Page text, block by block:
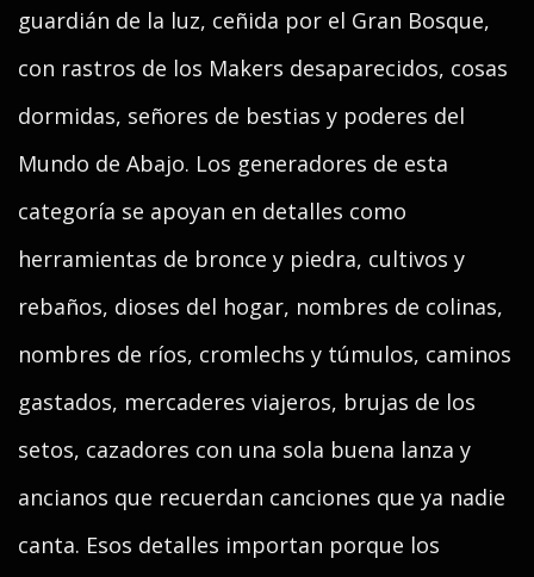
guardián de la luz, ceñida por el Gran Bosque,
con rastros de los Makers desaparecidos, cosas
dormidas, señores de bestias y poderes del
Mundo de Abajo. Los generadores de esta
categoría se apoyan en detalles como
herramientas de bronce y piedra, cultivos y
rebaños, dioses del hogar, nombres de colinas,
nombres de ríos, cromlechs y túmulos, caminos
gastados, mercaderes viajeros, brujas de los
setos, cazadores con una sola buena lanza y
ancianos que recuerdan canciones que ya nadie
canta. Esos detalles importan porque los